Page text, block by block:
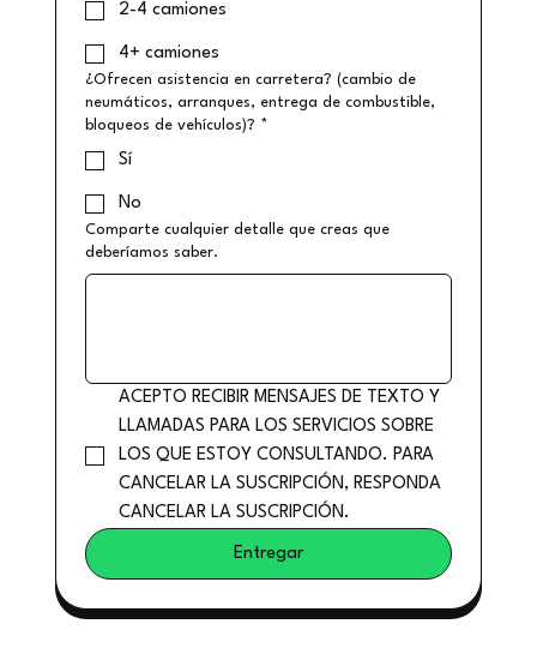
2-4 camiones
4+ camiones
¿Ofrecen asistencia en carretera? (cambio de
neumáticos, arranques, entrega de combustible,
bloqueos de vehículos)? *
Sí
No
Comparte cualquier detalle que creas que
deberíamos saber.
ACEPTO RECIBIR MENSAJES DE TEXTO Y
LLAMADAS PARA LOS SERVICIOS SOBRE
LOS QUE ESTOY CONSULTANDO. PARA
CANCELAR LA SUSCRIPCIÓN, RESPONDA
CANCELAR LA SUSCRIPCIÓN.
Entregar